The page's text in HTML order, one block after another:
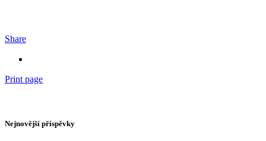
Share
Print page
Nejnovější příspěvky